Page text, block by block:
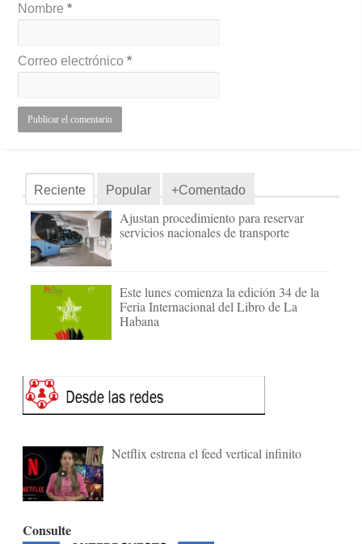
Nombre*
Correo electrónico*
Reciente Popular +Comentado
Ajustan procedimiento para reservar
servicios nacionales de transporte
Este lunes comienza la edición 34 de la
Feria Internacional del Libro de La
Habana
Netflix estrena el feed vertical infinito
Consulte